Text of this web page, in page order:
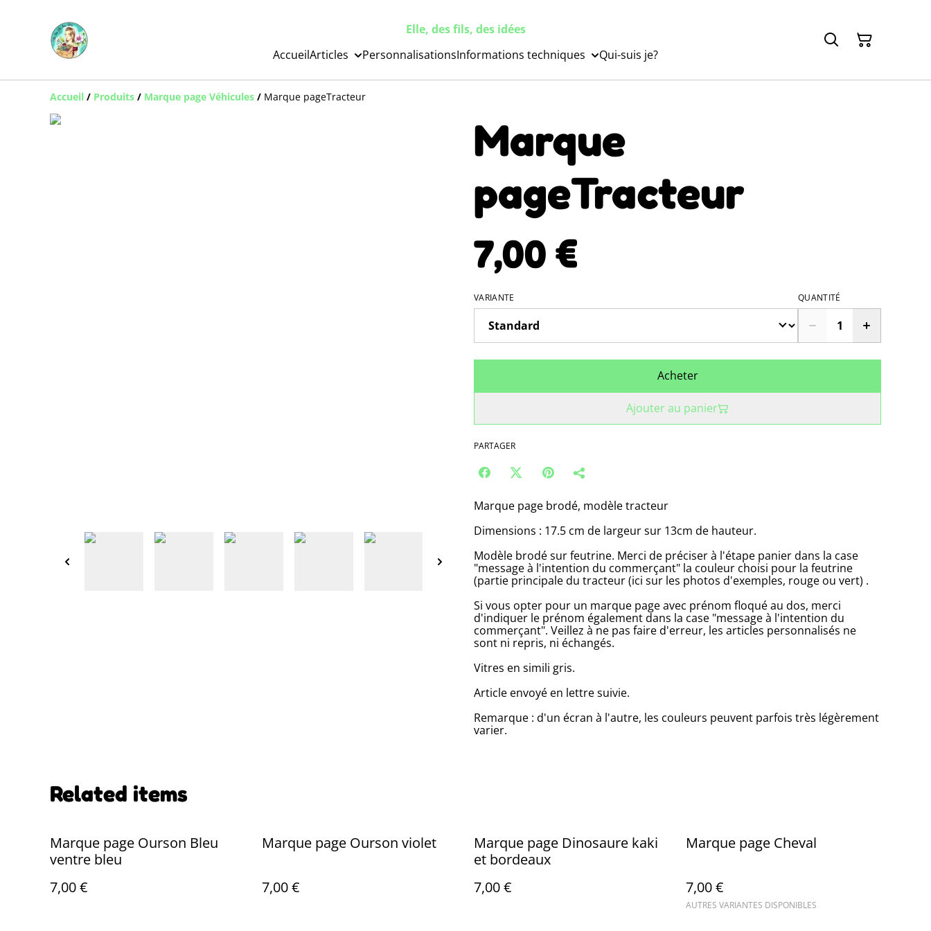
Elle, des fils, des idées
AccueilArticles PersonnalisationsInformations techniques Qui-suis je?
Accueil / Produits / Marque page Véhicules / Marque pageTracteur
Marque
pageTracteur
7,00 €
VARIANTE QUANTITÉ
Acheter
Ajouter au panier
PARTAGER
Marque page brodé, modèle tracteur
Dimensions : 17.5 cm de largeur sur 13cm de hauteur.
Modèle brodé sur feutrine. Merci de préciser à l'étape panier dans la case
"message à l'intention du commerçant" la couleur choisi pour la feutrine
(partie principale du tracteur (ici sur les photos d'exemples, rouge ou vert) .
Si vous opter pour un marque page avec prénom floqué au dos, merci
d'indiquer le prénom également dans la case "message à l'intention du
commerçant". Veillez à ne pas faire d'erreur, les articles personnalisés ne
sont ni repris, ni échangés.
Vitres en simili gris.
Article envoyé en lettre suivie.
Remarque : d'un écran à l'autre, les couleurs peuvent parfois très légèrement
varier.
Related items
Marque page Ourson Bleu
ventre bleu
7,00 €
Marque page Ourson violet
7,00 €
Marque page Dinosaure kaki
et bordeaux
7,00 €
Marque page Cheval
7,00 €
AUTRES VARIANTES DISPONIBLES